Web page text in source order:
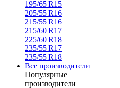
195/65 R15
205/55 R16
215/55 R16
215/60 R17
225/60 R18
235/55 R17
235/55 R18
Все производители
Популярные
производители